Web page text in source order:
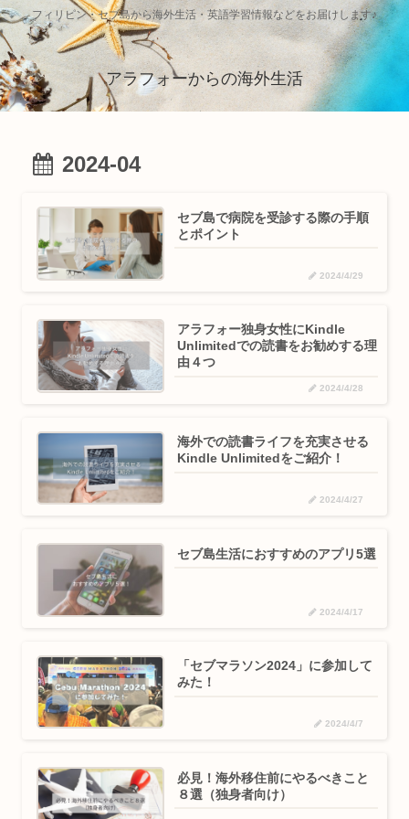
フィリピン・セブ島から海外生活・英語学習情報などをお届けします♪
アラフォーからの海外生活
2024-04
セブ島で病院を受診する際の手順
とポイント
2024/4/29
アラフォー独身女性にKindle
Unlimitedでの読書をお勧めする理
由４つ
2024/4/28
海外での読書ライフを充実させる
Kindle Unlimitedをご紹介！
2024/4/27
セブ島生活におすすめのアプリ5選
2024/4/17
「セブマラソン2024」に参加して
みた！
2024/4/7
必見！海外移住前にやるべきこと
８選（独身者向け）